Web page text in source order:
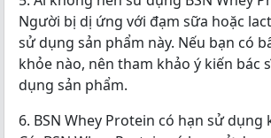
Người bị dị ứng với đạm sữa hoặc
sử dụng sản phẩm này. Nếu bạn có
khỏe nào, nên tham khảo ý kiến bác
dụng sản phẩm.
6. BSN Whey Protein có hạn sử dụng